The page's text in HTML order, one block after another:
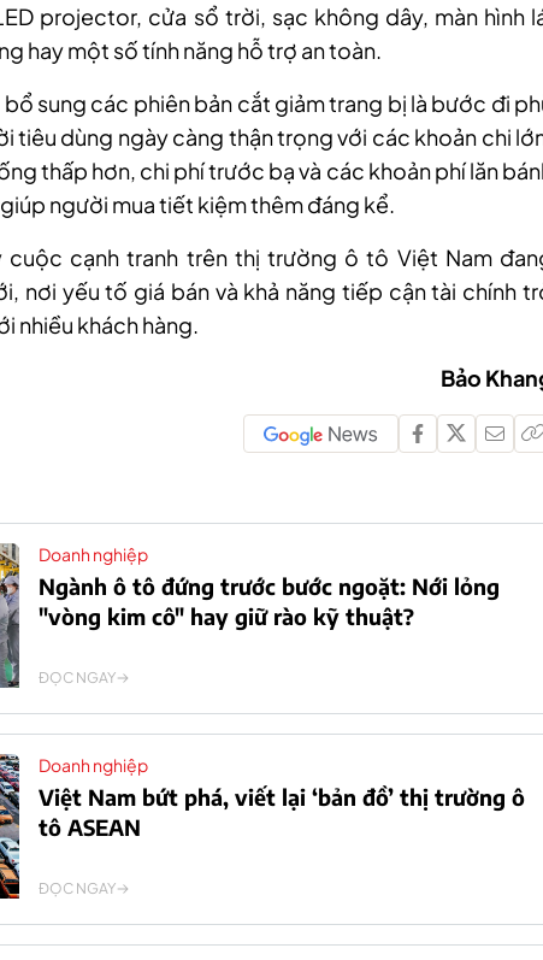
projector, cửa sổ trời, sạc không dây, màn hình
hay một số tính năng hỗ trợ an toàn.
sung các phiên bản cắt giảm trang bị là bước đi
tiêu dùng ngày càng thận trọng với các khoản chi
thấp hơn, chi phí trước bạ và các khoản phí lăn
người mua tiết kiệm thêm đáng kể.
cạnh tranh trên thị trường ô tô Việt Nam
nơi yếu tố giá bán và khả năng tiếp cận tài chính
nhiều khách hàng.
Bảo
Doanh nghiệp
Ngành ô tô đứng trước bước ngoặt: Nới lỏng
"vòng kim cô" hay giữ rào kỹ thuật?
ĐỌC NGAY
Doanh nghiệp
Việt Nam bứt phá, viết lại ‘bản đồ’ thị trường ô
tô ASEAN
ĐỌC NGAY